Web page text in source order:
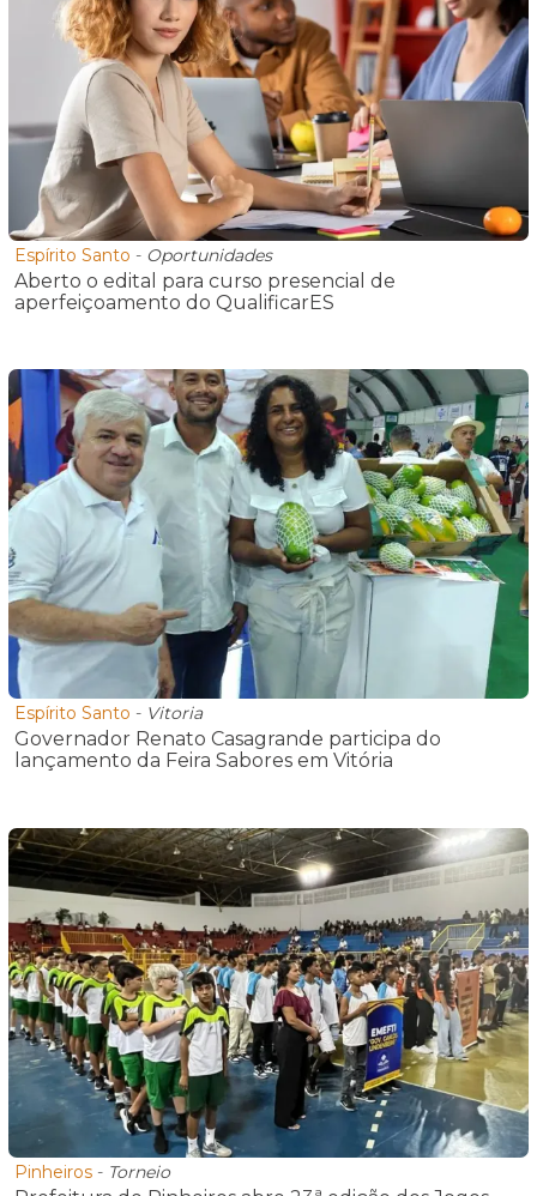
Espírito Santo - Oportunidades
Aberto o edital para curso presencial de
aperfeiçoamento do QualificarES
Espírito Santo - Vitoria
Governador Renato Casagrande participa do
lançamento da Feira Sabores em Vitória
Pinheiros - Torneio